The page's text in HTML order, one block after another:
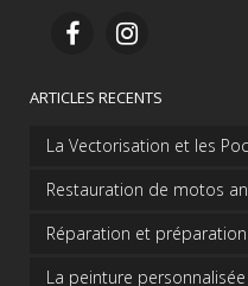
ARTICLES RECENTS
La Vectorisation et les
Restauration de motos
Réparation et
La peinture personnalisée